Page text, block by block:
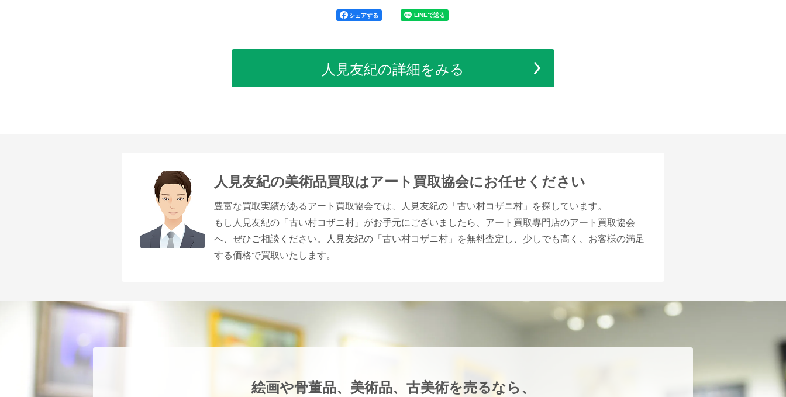
シェアする
人見友紀の詳細をみる
人見友紀の美術品買取はアート買取協会にお任せください
豊富な買取実績があるアート買取協会では、人見友紀の「古い村コザニ村」を探しています。
もし人見友紀の「古い村コザニ村」がお手元にございましたら、アート買取専門店のアート買取協会
へ、ぜひご相談ください。人見友紀の「古い村コザニ村」を無料査定し、少しでも高く、お客様の満足
する価格で買取いたします。
絵画や骨董品、美術品、古美術を売るなら、